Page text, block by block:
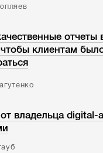
отчеты
клиентам
владельца digital-